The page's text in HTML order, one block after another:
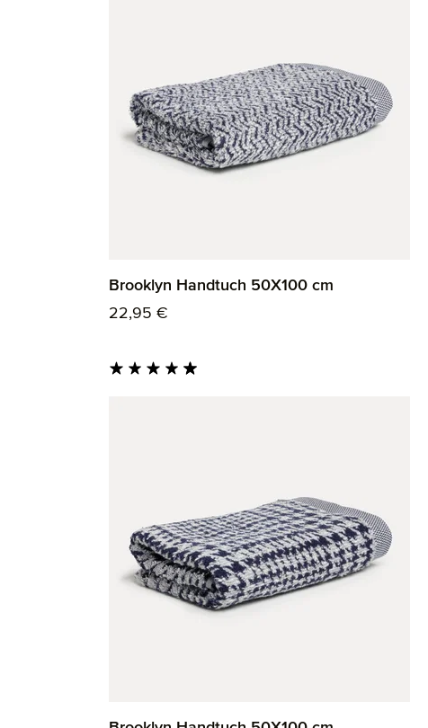
Brooklyn Handtuch 50X100 cm
Regulärer Preis:
22,95 €